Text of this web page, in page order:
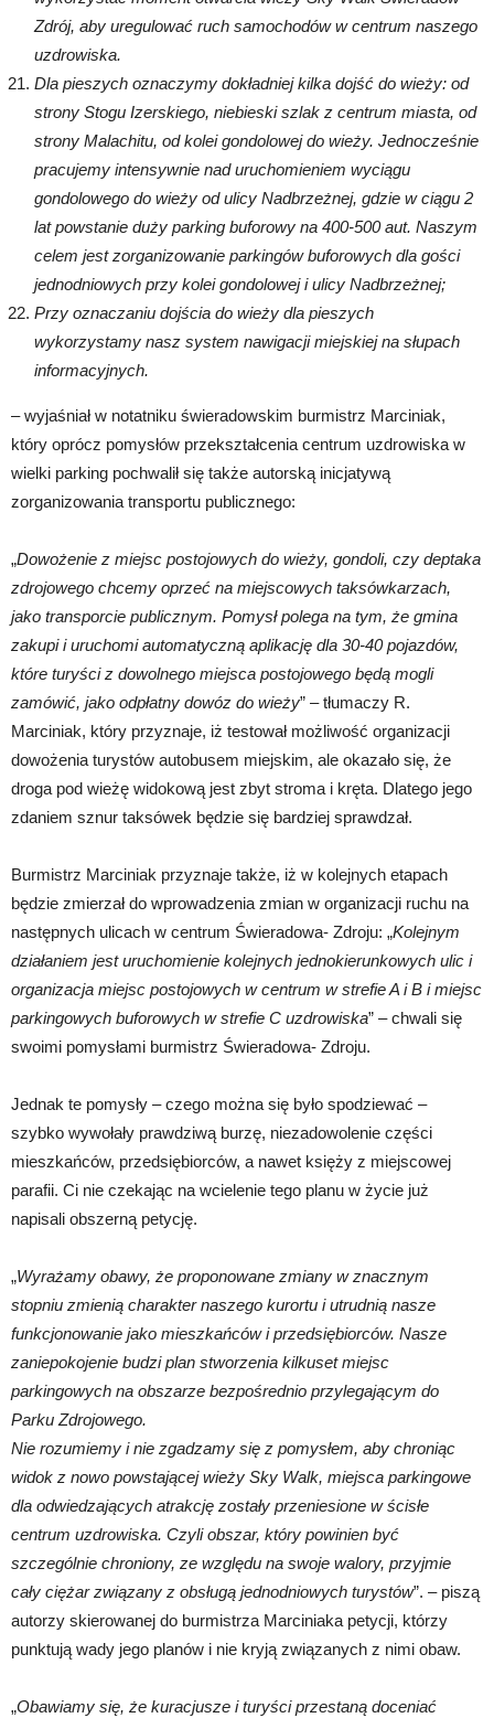
Zdrój, aby uregulować ruch samochodów w centrum naszego
uzdrowiska.
Dla pieszych oznaczymy dokładniej kilka dojść do wieży: od
strony Stogu Izerskiego, niebieski szlak z centrum miasta, od
strony Malachitu, od kolei gondolowej do wieży. Jednocześnie
pracujemy intensywnie nad uruchomieniem wyciągu
gondolowego do wieży od ulicy Nadbrzeżnej, gdzie w ciągu 2
lat powstanie duży parking buforowy na 400-500 aut. Naszym
celem jest zorganizowanie parkingów buforowych dla gości
jednodniowych przy kolei gondolowej i ulicy Nadbrzeżnej;
Przy oznaczaniu dojścia do wieży dla pieszych
wykorzystamy nasz system nawigacji miejskiej na słupach
informacyjnych.
– wyjaśniał w notatniku świeradowskim burmistrz Marciniak,
który oprócz pomysłów przekształcenia centrum uzdrowiska w
wielki parking pochwalił się także autorską inicjatywą
zorganizowania transportu publicznego:
„Dowożenie z miejsc postojowych do wieży, gondoli, czy deptaka
zdrojowego chcemy oprzeć na miejscowych taksówkarzach,
jako transporcie publicznym. Pomysł polega na tym, że gmina
zakupi i uruchomi automatyczną aplikację dla 30-40 pojazdów,
które turyści z dowolnego miejsca postojowego będą mogli
zamówić, jako odpłatny dowóz do wieży” – tłumaczy R.
Marciniak, który przyznaje, iż testował możliwość organizacji
dowożenia turystów autobusem miejskim, ale okazało się, że
droga pod wieżę widokową jest zbyt stroma i kręta. Dlatego jego
zdaniem sznur taksówek będzie się bardziej sprawdzał.
Burmistrz Marciniak przyznaje także, iż w kolejnych etapach
będzie zmierzał do wprowadzenia zmian w organizacji ruchu na
następnych ulicach w centrum Świeradowa- Zdroju: „Kolejnym
działaniem jest uruchomienie kolejnych jednokierunkowych ulic i
organizacja miejsc postojowych w centrum w strefie A i B i miejsc
parkingowych buforowych w strefie C uzdrowiska” – chwali się
swoimi pomysłami burmistrz Świeradowa- Zdroju.
Jednak te pomysły – czego można się było spodziewać –
szybko wywołały prawdziwą burzę, niezadowolenie części
mieszkańców, przedsiębiorców, a nawet księży z miejscowej
parafii. Ci nie czekając na wcielenie tego planu w życie już
napisali obszerną petycję.
„Wyrażamy obawy, że proponowane zmiany w znacznym
stopniu zmienią charakter naszego kurortu i utrudnią nasze
funkcjonowanie jako mieszkańców i przedsiębiorców. Nasze
zaniepokojenie budzi plan stworzenia kilkuset miejsc
parkingowych na obszarze bezpośrednio przylegającym do
Parku Zdrojowego.
Nie rozumiemy i nie zgadzamy się z pomysłem, aby chroniąc
widok z nowo powstającej wieży Sky Walk, miejsca parkingowe
dla odwiedzających atrakcję zostały przeniesione w ścisłe
centrum uzdrowiska. Czyli obszar, który powinien być
szczególnie chroniony, ze względu na swoje walory, przyjmie
cały ciężar związany z obsługą jednodniowych turystów”. – piszą
autorzy skierowanej do burmistrza Marciniaka petycji, którzy
punktują wady jego planów i nie kryją związanych z nimi obaw.
„Obawiamy się, że kuracjusze i turyści przestaną doceniać